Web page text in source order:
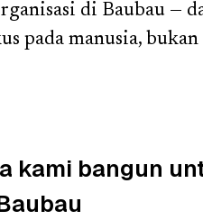
di Baubau —
pada manusia,
kami bangun